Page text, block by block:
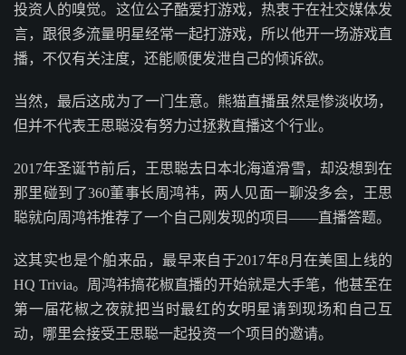
投资人的嗅觉。这位公子酷爱打游戏，热衷于在社交媒体发
言，跟很多流量明星经常一起打游戏，所以他开一场游戏直
播，不仅有关注度，还能顺便发泄自己的倾诉欲。
当然，最后这成为了一门生意。熊猫直播虽然是惨淡收场，
但并不代表王思聪没有努力过拯救直播这个行业。
2017年圣诞节前后，王思聪去日本北海道滑雪，却没想到在
那里碰到了360董事长周鸿祎，两人见面一聊没多会，王思
聪就向周鸿祎推荐了一个自己刚发现的项目——直播答题。
这其实也是个舶来品，最早来自于2017年8月在美国上线的
HQ Trivia。周鸿祎搞花椒直播的开始就是大手笔，他甚至在
第一届花椒之夜就把当时最红的女明星请到现场和自己互
动，哪里会接受王思聪一起投资一个项目的邀请。